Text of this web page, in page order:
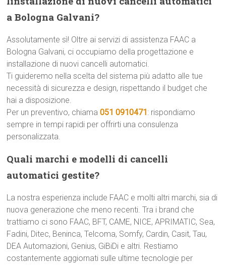
a Bologna Galvani?
Assolutamente sì! Oltre ai servizi di assistenza FAAC a
Bologna Galvani, ci occupiamo della progettazione e
installazione di nuovi cancelli automatici.
Ti guideremo nella scelta del sistema più adatto alle tue
necessità di sicurezza e design, rispettando il budget che
hai a disposizione.
Per un preventivo, chiama051 0910471: rispondiamo
sempre in tempi rapidi per offrirti una consulenza
personalizzata.
Quali marchi e modelli di cancelli
automatici gestite?
La nostra esperienza include FAAC e molti altri marchi, sia di
nuova generazione che meno recenti. Tra i brand che
trattiamo ci sono FAAC, BFT, CAME, NICE, APRIMATIC, Sea,
Fadini, Ditec, Beninca, Telcoma, Somfy, Cardin, Casit, Tau,
DEA Automazioni, Genius, GiBiDi e altri. Restiamo
costantemente aggiornati sulle ultime tecnologie per